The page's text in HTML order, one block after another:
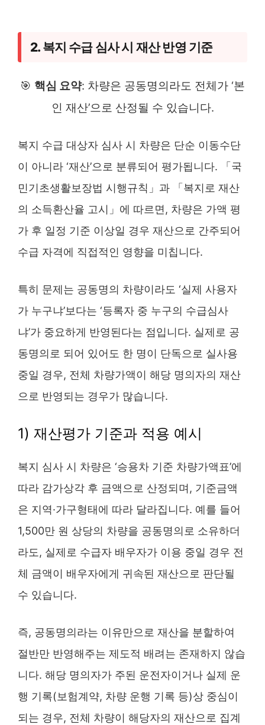
2. 복지 수급 심사 시 재산 반영 기준
🎯 핵심 요약: 차량은 공동명의라도 전체가 ‘본
인 재산’으로 산정될 수 있습니다.
복지 수급 대상자 심사 시 차량은 단순 이동수단
이 아니라 ‘재산’으로 분류되어 평가됩니다. 「국
민기초생활보장법 시행규칙」과 「복지로 재산
의 소득환산율 고시」에 따르면, 차량은 가액 평
가 후 일정 기준 이상일 경우 재산으로 간주되어
수급 자격에 직접적인 영향을 미칩니다.
특히 문제는 공동명의 차량이라도 ‘실제 사용자
가 누구냐’보다는 ‘등록자 중 누구의 수급심사
냐’가 중요하게 반영된다는 점입니다. 실제로 공
동명의로 되어 있어도 한 명이 단독으로 실사용
중일 경우, 전체 차량가액이 해당 명의자의 재산
으로 반영되는 경우가 많습니다.
1) 재산평가 기준과 적용 예시
복지 심사 시 차량은 ‘승용차 기준 차량가액표’에
따라 감가상각 후 금액으로 산정되며, 기준금액
은 지역·가구형태에 따라 달라집니다. 예를 들어
1,500만 원 상당의 차량을 공동명의로 소유하더
라도, 실제로 수급자 배우자가 이용 중일 경우 전
체 금액이 배우자에게 귀속된 재산으로 판단될
수 있습니다.
즉, 공동명의라는 이유만으로 재산을 분할하여
절반만 반영해주는 제도적 배려는 존재하지 않습
니다. 해당 명의자가 주된 운전자이거나 실제 운
행 기록(보험계약, 차량 운행 기록 등)상 중심이
되는 경우, 전체 차량이 해당자의 재산으로 집계